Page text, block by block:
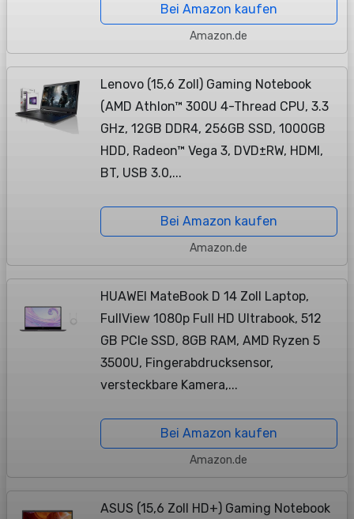
Bei Amazon kaufen
Amazon.de
Lenovo (15,6 Zoll) Gaming Notebook
(AMD Athlon™ 300U 4-Thread CPU, 3.3
GHz, 12GB DDR4, 256GB SSD, 1000GB
HDD, Radeon™ Vega 3, DVD±RW, HDMI,
BT, USB 3.0,...
Bei Amazon kaufen
Amazon.de
HUAWEI MateBook D 14 Zoll Laptop,
FullView 1080p Full HD Ultrabook, 512
GB PCIe SSD, 8GB RAM, AMD Ryzen 5
3500U, Fingerabdrucksensor,
versteckbare Kamera,...
Bei Amazon kaufen
Amazon.de
ASUS (15,6 Zoll HD+) Gaming Notebook